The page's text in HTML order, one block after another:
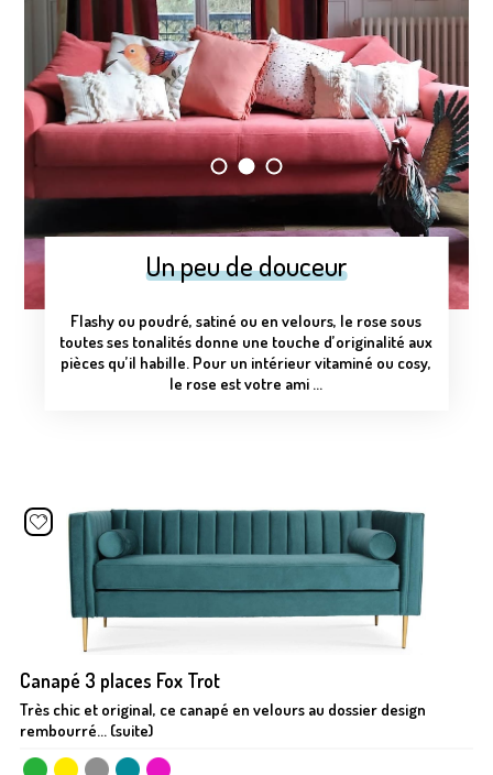
Un peu de douceur
Flashy ou poudré, satiné ou en velours, le rose sous
toutes ses tonalités donne une touche d’originalité aux
pièces qu’il habille. Pour un intérieur vitaminé ou cosy,
le rose est votre ami …
Canapé 3 places Fox Trot
Très chic et original, ce canapé en velours au dossier design
rembourré... (suite)